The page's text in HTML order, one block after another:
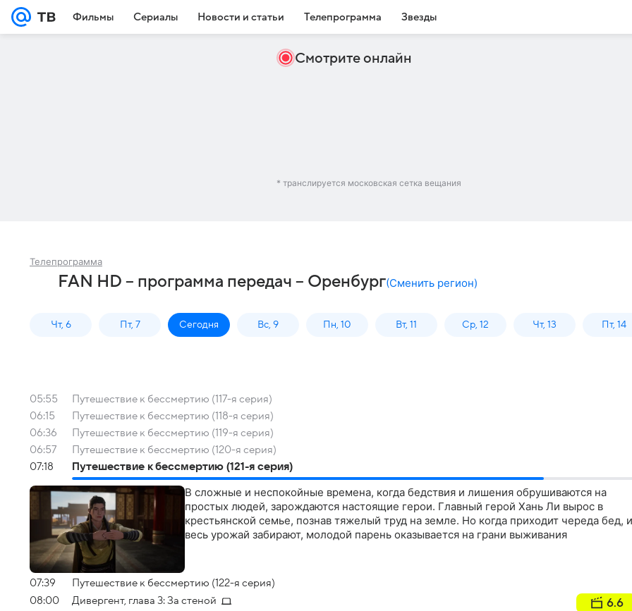
Фильмы Сериалы Новости и статьи Телепрограмма Звезды
Смотрите онлайн
* транслируется московская сетка вещания
Телепрограмма
FAN HD – программа передач – Оренбург(Сменить регион)
Чт, 6 Пт, 7 Сегодня Вс, 9 Пн, 10 Вт, 11 Ср, 12 Чт, 13 Пт, 14
05:55
Путешествие к бессмертию (117-я серия)
06:15
Путешествие к бессмертию (118-я серия)
06:36
Путешествие к бессмертию (119-я серия)
06:57
Путешествие к бессмертию (120-я серия)
07:18
Путешествие к бессмертию (121-я серия)
В сложные и неспокойные времена, когда бедствия и лишения обрушиваются на
простых людей, зарождаются настоящие герои. Главный герой Хань Ли вырос в
крестьянской семье, познав тяжелый труд на земле. Но когда приходит череда бед, и
весь урожай забирают, молодой парень оказывается на грани выживания
07:39
Путешествие к бессмертию (122-я серия)
08:00
Дивергент, глава 3: За стеной 6.6